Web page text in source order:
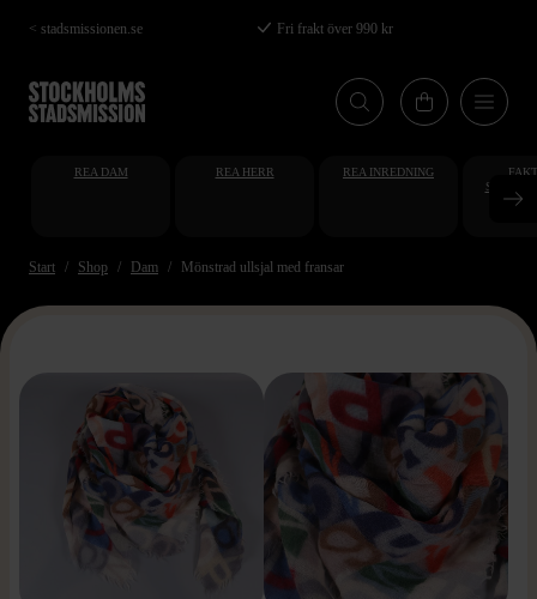
Hoppa
till
huvudinnehåll
< stadsmissionen.se Fri frakt över 990 kr
REA DAM REA HERR REA INREDNING
Start Shop Dam Mönstrad ullsjal med fransar